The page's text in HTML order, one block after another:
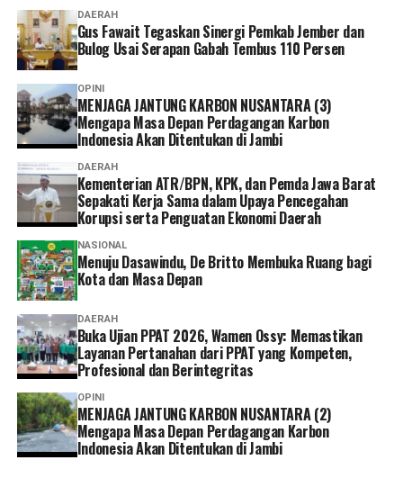
dipersiapkan. Seperti Borobudur, sudah ada kawasan
untuk pasar UMKMnya jadi hidup masyarakat.
Muarojambi juga harus dibangun dengan melibatkan
seluruh pihak, termasuk masyarakat,” ujarnya.
‎Sementara itu, seorang warga Muarojambi menilai
pelibatan masyarakat dalam pengembangan kawasan
masih belum optimal.
‎”Ya, ada yang dianakemaskan, ada yang tidak. Kami juga
kaget tadi tiba-tiba baru ada undangan,” tuturnya.
‎Warga berharap keberadaan Museum Sriwijaya
Dharmakirti dan revitalisasi KCBN Muarojambi benar-
benar memberikan manfaat bagi masyarakat sekitar,
pelaku UMKM, serta komunitas budaya di kawasan
tersebut.
Reporter:Juan Ambarita
DAERAH
Gus Fawait Tegaskan Sinergi Pemkab Jember dan
Bulog Usai Serapan Gabah Tembus 110 Persen
OPINI
MENJAGA JANTUNG KARBON NUSANTARA (3)
Mengapa Masa Depan Perdagangan Karbon
Indonesia Akan Ditentukan di Jambi
DAERAH
Kementerian ATR/BPN, KPK, dan Pemda Jawa Barat
Sepakati Kerja Sama dalam Upaya Pencegahan
Korupsi serta Penguatan Ekonomi Daerah
NASIONAL
Menuju Dasawindu, De Britto Membuka Ruang bagi
Kota dan Masa Depan
DAERAH
Buka Ujian PPAT 2026, Wamen Ossy: Memastikan
Layanan Pertanahan dari PPAT yang Kompeten,
Profesional dan Berintegritas
OPINI
MENJAGA JANTUNG KARBON NUSANTARA (2)
Mengapa Masa Depan Perdagangan Karbon
Indonesia Akan Ditentukan di Jambi